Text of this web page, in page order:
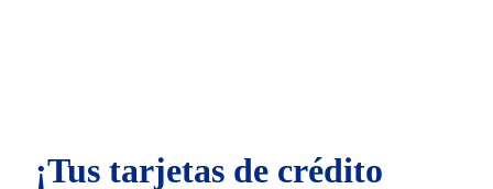
¡Tus tarjetas de crédito